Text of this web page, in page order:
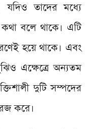
যদিও তাদের মধ্যে
বলে থাকে। এটি
হয়ে থাকে। এবং
এক্ষেত্রে অন্যতম
দুটি সম্পদের
করে।